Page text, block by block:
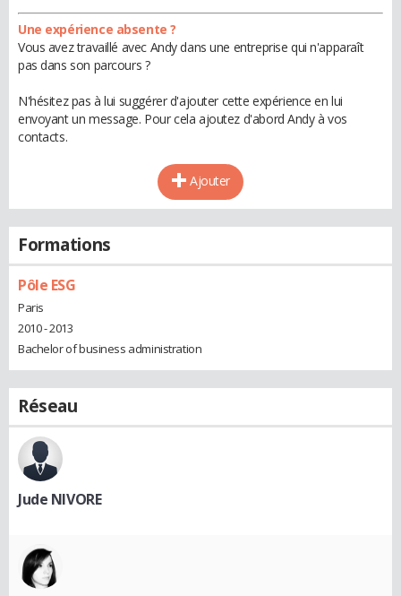
Une expérience absente ?
Vous avez travaillé avec Andy dans une entreprise qui n'apparaît
pas dans son parcours ?
N'hésitez pas à lui suggérer d'ajouter cette expérience en lui
envoyant un message. Pour cela ajoutez d'abord Andy à vos
contacts.
Ajouter
Formations
Pôle ESG
Paris
2010 - 2013
Bachelor of business administration
Réseau
Jude NIVORE